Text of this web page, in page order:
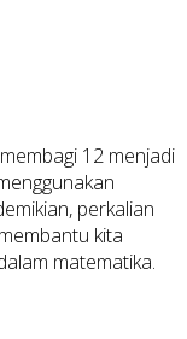
12 menjadi
perkalian
kita
matematika.